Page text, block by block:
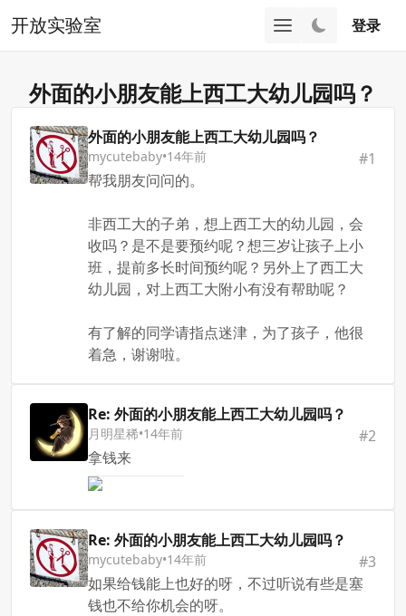
开放实验室 登录
外面的小朋友能上西工大幼儿园吗？
外面的小朋友能上西工大幼儿园吗？
mycutebaby•14年前 #1
帮我朋友问问的。
非西工大的子弟，想上西工大的幼儿园，会
收吗？是不是要预约呢？想三岁让孩子上小
班，提前多长时间预约呢？另外上了西工大
幼儿园，对上西工大附小有没有帮助呢？
有了解的同学请指点迷津，为了孩子，他很
着急，谢谢啦。
Re: 外面的小朋友能上西工大幼儿园吗？
月明星稀•14年前 #2
拿钱来
Re: 外面的小朋友能上西工大幼儿园吗？
mycutebaby•14年前 #3
如果给钱能上也好的呀，不过听说有些是塞
钱也不给你机会的呀。